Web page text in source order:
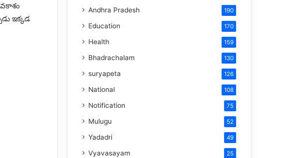
ఇక్కడ
Andhra Pradesh 190
Education 170
Health 159
Bhadrachalam 130
suryapeta 126
National 108
Notification 75
Mulugu 52
Yadadri 49
Vyavasayam 25